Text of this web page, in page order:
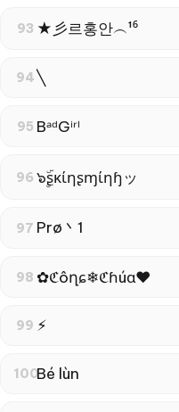
93 ★彡르홍안︵¹⁶
94╲
95 BᵃᵈGⁱʳˡ
96 ๖ۣۜʂκίηʂɱίηɧッ
97 Prø丶1
98 ✿ℭôղɕ❄ℭɦúɑ❤
99 ⚡︎
100Bé lùn